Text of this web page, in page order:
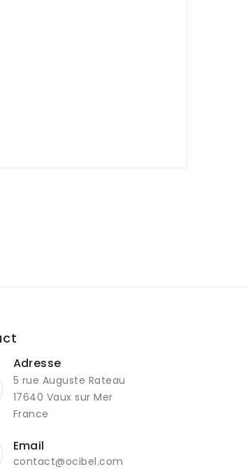
Adresse
5 rue Auguste Rateau
17640 Vaux sur Mer
France
Email
contact@ocibel.com